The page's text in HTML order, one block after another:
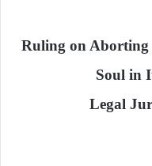
Ruling on Aborting
Soul in
Legal